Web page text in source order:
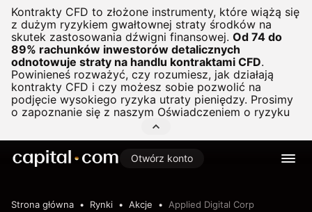
Kontrakty CFD to złożone instrumenty, które wiążą się
z dużym ryzykiem gwałtownej straty środków na
skutek zastosowania dźwigni finansowej. Od 74 do
89% rachunków inwestorów detalicznych
odnotowuje straty na handlu kontraktami CFD.
Powinieneś rozważyć, czy rozumiesz, jak działają
kontrakty CFD i czy możesz sobie pozwolić na
podjęcie wysokiego ryzyka utraty pieniędzy. Prosimy
o zapoznanie się z naszym Oświadczeniem o ryzyku
Otwórz konto
Strona główna Rynki Akcje Applied Digital Corp